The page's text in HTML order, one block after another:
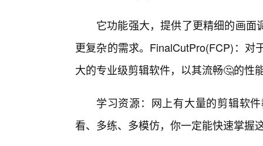
它功能强大，提供了更精细的画
更复杂的需求。FinalCutPro(FCP)：对
大的专业级剪辑软件，以其流畅🤔的性
学习资源：网上有大量的剪辑软
看、多练、多模仿，你一定能快速掌握